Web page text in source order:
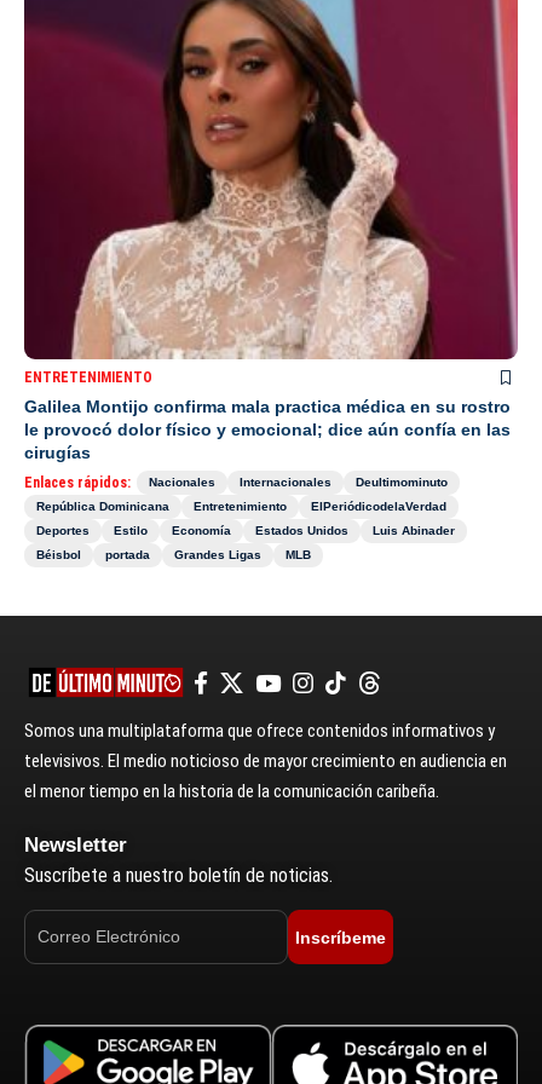
ENTRETENIMIENTO
Galilea Montijo confirma mala practica médica en su rostro
le provocó dolor físico y emocional; dice aún confía en las
cirugías
Enlaces rápidos: Nacionales Internacionales
Deultimominuto
República Dominicana
Entretenimiento
ElPeriódicodelaVerdad
Deportes
Estilo Economía Estados Unidos
Luis Abinader
Béisbol
portada Grandes Ligas MLB
Somos una multiplataforma que ofrece contenidos informativos y
televisivos. El medio noticioso de mayor crecimiento en audiencia en
el menor tiempo en la historia de la comunicación caribeña.
Newsletter
Suscríbete a nuestro boletín de noticias.
Inscríbeme